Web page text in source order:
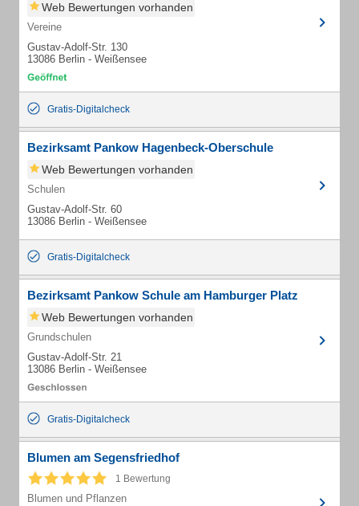
Web Bewertungen vorhanden
Vereine
Gustav-Adolf-Str. 130
13086 Berlin - Weißensee
Gratis-Digitalcheck
Bezirksamt Pankow Hagenbeck-Oberschule
Web Bewertungen vorhanden
Schulen
Gustav-Adolf-Str. 60
13086 Berlin - Weißensee
Gratis-Digitalcheck
Bezirksamt Pankow Schule am Hamburger Platz
Web Bewertungen vorhanden
Grundschulen
Gustav-Adolf-Str. 21
13086 Berlin - Weißensee
Gratis-Digitalcheck
Blumen am Segensfriedhof
1 Bewertung
Blumen und Pflanzen